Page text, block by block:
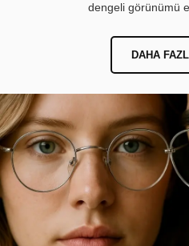
dengeli görünümü
DAHA